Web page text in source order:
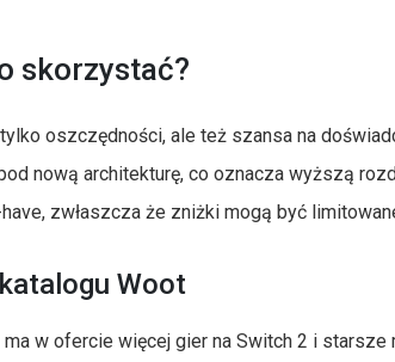
skorzystać?
oszczędności, ale też szansa na
nową architekturę, co oznacza wyższą
zwłaszcza że zniżki mogą być
Woot
w ofercie więcej gier na Switch 2 i starsze